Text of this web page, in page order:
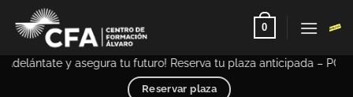
contenido
0
y asegura tu futuro! Reserva tu plaza anticipada – PCE
Reservar plaza